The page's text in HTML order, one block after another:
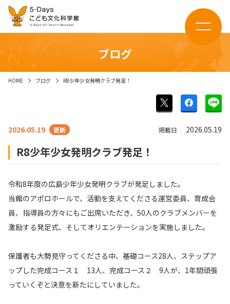
ブログ
HOME ブログ R8少年少女発明クラブ発足！
掲載日 2026.05.19
2026.05.19
R8少年少女発明クラブ発足！
令和8年度の広島少年少女発明クラブが発足しました。
当館のアポロホールで、活動を支えてくださる運営委員、育成会
員、指導員の方々にもご出席いただき、50人のクラブメンバーを
激励する発足式、そしてオリエンテーションを実施しました。
保護者も大勢見守ってくださる中、基礎コース28人、ステップア
ップした完成コース１ 13人、完成コース２ 9人が、1年間頑張
っていくぞと決意を新たにしていました。